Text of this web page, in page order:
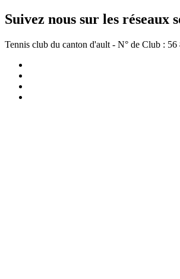
Suivez nous sur les réseaux
Tennis club du canton d'ault - N° de Club : 56